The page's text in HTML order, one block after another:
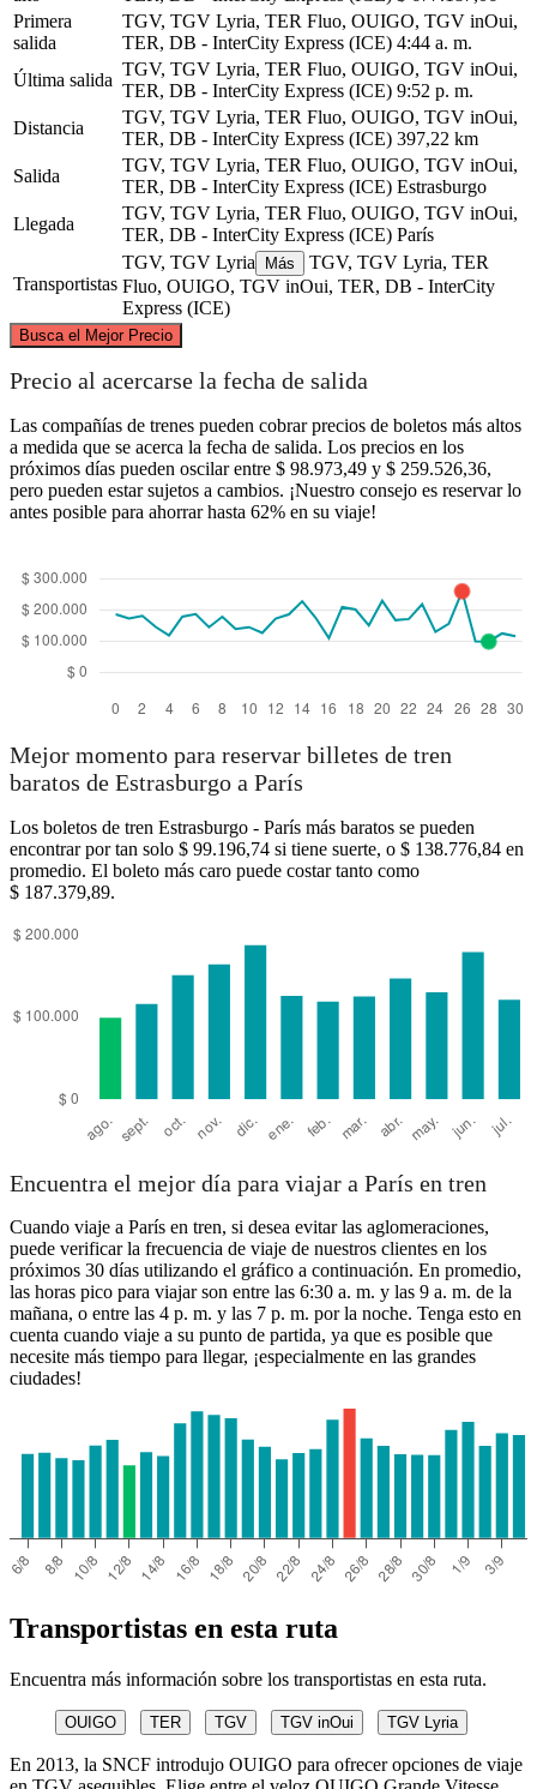
Primera
salida
TGV, TGV Lyria, TER Fluo, OUIGO, TGV inOui,
TER, DB - InterCity Express (ICE) 4:44 a. m.
Última salida
TGV, TGV Lyria, TER Fluo, OUIGO, TGV inOui,
TER, DB - InterCity Express (ICE) 9:52 p. m.
Distancia
TGV, TGV Lyria, TER Fluo, OUIGO, TGV inOui,
TER, DB - InterCity Express (ICE) 397,22 km
Salida
TGV, TGV Lyria, TER Fluo, OUIGO, TGV inOui,
TER, DB - InterCity Express (ICE) Estrasburgo
Llegada
TGV, TGV Lyria, TER Fluo, OUIGO, TGV inOui,
TER, DB - InterCity Express (ICE) París
Transportistas
TGV, TGV Lyria Más
TGV, TGV Lyria, TER
Fluo, OUIGO, TGV inOui, TER, DB - InterCity
Express (ICE)
Busca el Mejor Precio
Paris
Precio al acercarse la fecha de salida
Las compañías de trenes pueden cobrar precios de boletos más altos
a medida que se acerca la fecha de salida. Los precios en los
próximos días pueden oscilar entre $ 98.973,49 y $ 259.526,36,
pero pueden estar sujetos a cambios. ¡Nuestro consejo es reservar lo
antes posible para ahorrar hasta 62% en su viaje!
Mejor momento para reservar billetes de tren
baratos de Estrasburgo a París
Los boletos de tren Estrasburgo - París más baratos se pueden
encontrar por tan solo $ 99.196,74 si tiene suerte, o $ 138.776,84 en
promedio. El boleto más caro puede costar tanto como
$ 187.379,89.
Encuentra el mejor día para viajar a París en tren
Cuando viaje a París en tren, si desea evitar las aglomeraciones,
puede verificar la frecuencia de viaje de nuestros clientes en los
próximos 30 días utilizando el gráfico a continuación. En promedio,
las horas pico para viajar son entre las 6:30 a. m. y las 9 a. m. de la
mañana, o entre las 4 p. m. y las 7 p. m. por la noche. Tenga esto en
cuenta cuando viaje a su punto de partida, ya que es posible que
necesite más tiempo para llegar, ¡especialmente en las grandes
ciudades!
Transportistas en esta ruta
Encuentra más información sobre los transportistas en esta ruta.
OUIGO TER TGV TGV inOui TGV Lyria
En 2013, la SNCF introdujo OUIGO para ofrecer opciones de viaje